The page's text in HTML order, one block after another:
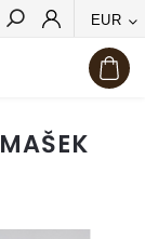
EUR
Hľadať